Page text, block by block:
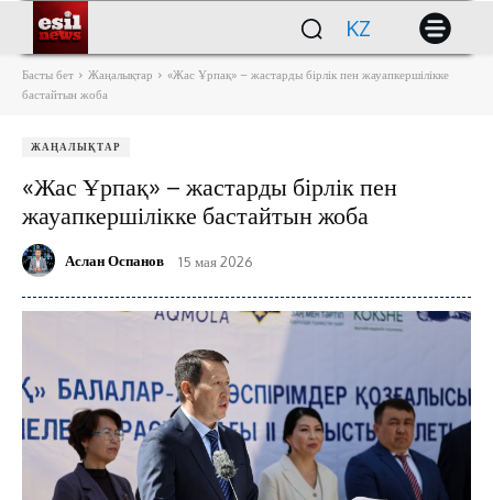
KZ
Басты бет Жаңалықтар
«Жас Ұрпақ» – жастарды бірлік пен жауапкершілікке
бастайтын жоба
ЖАҢАЛЫҚТАР
«Жас Ұрпақ» – жастарды бірлік пен
жауапкершілікке бастайтын жоба
Аслан Оспанов 15 мая 2026